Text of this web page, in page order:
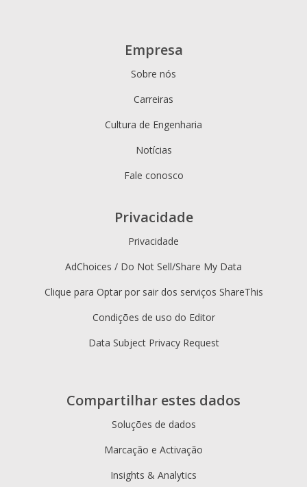
Compartilhar estes dados
Soluções de dados
Marcação e Activação
Insights & Analytics
Empresa
Sobre nós
Carreiras
Cultura de Engenharia
Notícias
Fale conosco
Privacidade
Privacidade
AdChoices / Do Not Sell/Share My Data
Clique para Optar por sair dos serviços ShareThis
Condições de uso do Editor
Data Subject Privacy Request